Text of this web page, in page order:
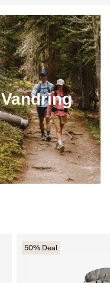
50% Deal
Vandring